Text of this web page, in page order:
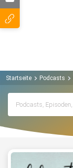
Startseite Podcasts